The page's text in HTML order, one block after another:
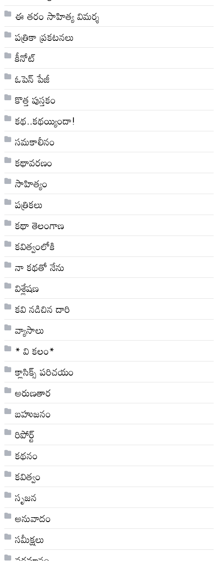
ఈ తరం సాహిత్య విమర్శ
పత్రికా ప్రకటనలు
కీనోట్
ఓపెన్ పేజీ
కొత్త పుస్తకం
కథ..కథయ్యిందా!
సమకాలీనం
కథావరణం
సాహిత్యం
పత్రికలు
కథా తెలంగాణ
కవిత్వంలోకి
నా క‌థ‌తో నేను
విశ్లేషణ
కవి నడిచిన దారి
వ్యాసాలు
* వి క‌లం*
క్లాసిక్స్ ప‌రిచ‌యం
అరుణతార
బహుజనం
రిపోర్ట్
కథనం
కవిత్వం
సృజన
అనువాదం
సమీక్షలు